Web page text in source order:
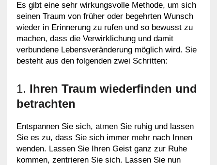
Es gibt eine sehr wirkungsvolle Methode, um sich
seinen Traum von früher oder begehrten Wunsch
wieder in Erinnerung zu rufen und so bewusst zu
machen, dass die Verwirklichung und damit
verbundene Lebensveränderung möglich wird. Sie
besteht aus den folgenden zwei Schritten:
1. Ihren Traum wiederfinden und
betrachten
Entspannen Sie sich, atmen Sie ruhig und lassen
Sie es zu, dass Sie sich immer mehr nach Innen
wenden. Lassen Sie Ihren Geist ganz zur Ruhe
kommen, zentrieren Sie sich. Lassen Sie nun